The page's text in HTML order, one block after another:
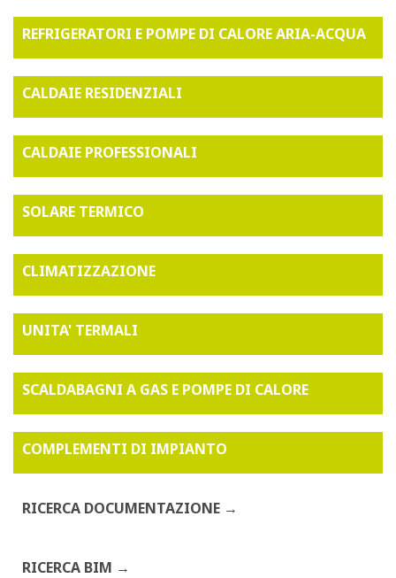
REFRIGERATORI E POMPE DI CALORE ARIA-ACQUA
CALDAIE RESIDENZIALI
CALDAIE PROFESSIONALI
SOLARE TERMICO
CLIMATIZZAZIONE
UNITA' TERMALI
SCALDABAGNI A GAS E POMPE DI CALORE
COMPLEMENTI DI IMPIANTO
RICERCA DOCUMENTAZIONE
RICERCA BIM